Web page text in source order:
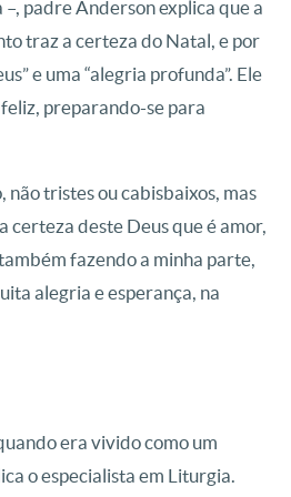
padre Anderson explica que a
traz a certeza do Natal, e por
e uma “alegria profunda”. Ele
preparando-se para
tristes ou cabisbaixos, mas
certeza deste Deus que é amor,
fazendo a minha parte,
alegria e esperança, na
era vivido como um
o especialista em Liturgia.